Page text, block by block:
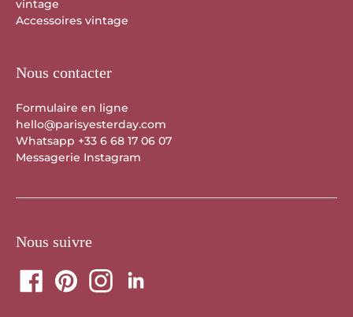
vintage
Accessoires vintage
Nous contacter
Formulaire en ligne
hello@parisyesterday.com
Whatsapp +33 6 68 17 06 07
Messagerie Instagram
Nous suivre